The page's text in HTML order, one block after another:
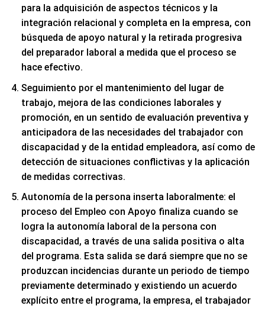
para la adquisición de aspectos técnicos y la
integración relacional y completa en la empresa, con
búsqueda de apoyo natural y la retirada progresiva
del preparador laboral a medida que el proceso se
hace efectivo.
Seguimiento por el mantenimiento del lugar de
trabajo, mejora de las condiciones laborales y
promoción, en un sentido de evaluación preventiva y
anticipadora de las necesidades del trabajador con
discapacidad y de la entidad empleadora, así como de
detección de situaciones conflictivas y la aplicación
de medidas correctivas.
Autonomía de la persona inserta laboralmente: el
proceso del Empleo con Apoyo finaliza cuando se
logra la autonomía laboral de la persona con
discapacidad, a través de una salida positiva o alta
del programa. Esta salida se dará siempre que no se
produzcan incidencias durante un periodo de tiempo
previamente determinado y existiendo un acuerdo
explícito entre el programa, la empresa, el trabajador